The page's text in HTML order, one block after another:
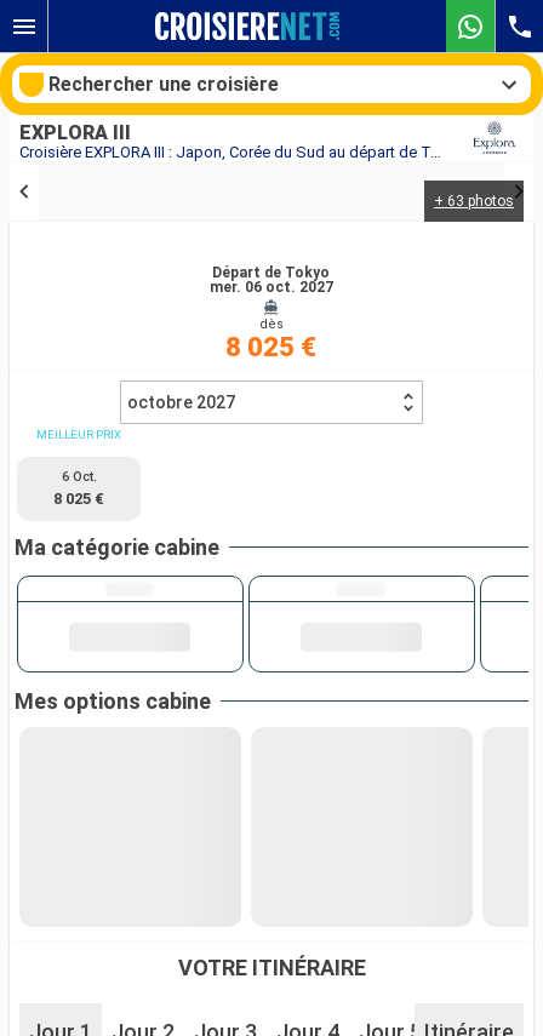
Croisière EXPLORA III : Japon, Corée du Sud au départ de Tokyo
EXPLORA III
+ 63 photos
Départ de Tokyo
mer. 06 oct. 2027
dès
8 025 €
octobre 2027
MEILLEUR PRIX
6 Oct.
8 025 €
Ma catégorie cabine
Mes options cabine
VOTRE ITINÉRAIRE
Rechercher une croisière
Rechercher